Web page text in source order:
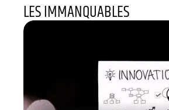
LES IMMANQUABLES